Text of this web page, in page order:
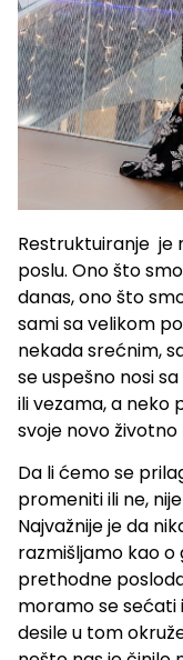
Restruktuiranje je
poslu. Ono što
danas, ono što
sami sa velikom
nekada srećnim,
se uspešno nosi
ili vezama, a neko
svoje novo životno
Da li ćemo se
promeniti ili ne,
Najvažnije je da
razmišljamo kao
prethodne
moramo se sećati
desile u tom